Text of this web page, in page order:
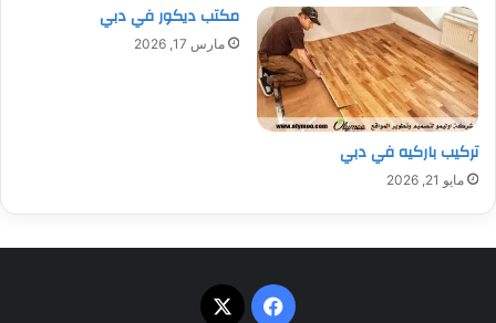
تركيب باركيه في دبي
مايو 21, 2026
مكتب ديكور في دبي
مارس 17, 2026
فيسبوك
‫X